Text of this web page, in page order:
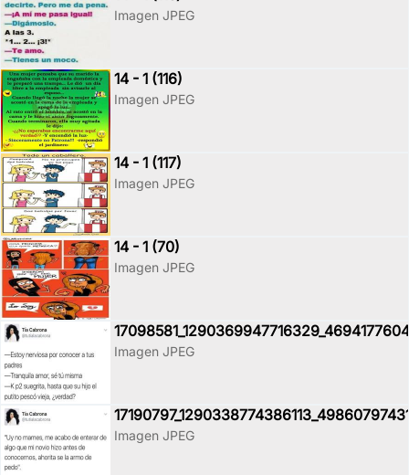
Imagen JPEG
14 - 1 (116)
Imagen JPEG
14 - 1 (117)
Imagen JPEG
14 - 1 (70)
Imagen JPEG
Imagen JPEG
Imagen JPEG